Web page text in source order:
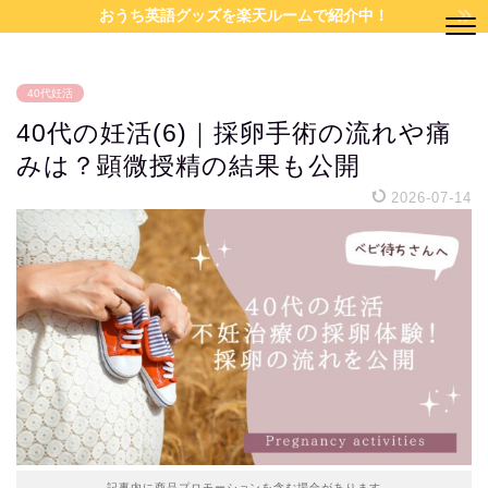
おうち英語グッズを楽天ルームで紹介中！
40代妊活
40代の妊活(6)｜採卵手術の流れや痛
みは？顕微授精の結果も公開
2026-07-14